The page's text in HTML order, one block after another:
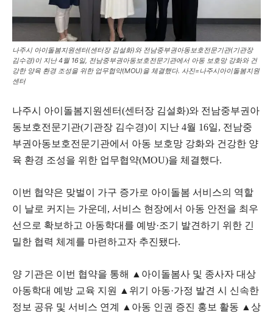
나주시 아이돌봄지원센터(센터장 김설화)와 전남중부권아동보호전문기관(기관장
김수경)이 지난 4월 16일, 전남중부권아동보호전문기관에서 아동 보호망 강화와 건
강한 양육 환경 조성을 위한 업무협약(MOU)을 체결했다. 사진=나주시아이돌봄지원
센터
나주시 아이돌봄지원센터(센터장 김설화)와 전남중부권아
동보호전문기관(기관장 김수경)이 지난 4월 16일, 전남중
부권아동보호전문기관에서 아동 보호망 강화와 건강한 양
육 환경 조성을 위한 업무협약(MOU)을 체결했다.
이번 협약은 맞벌이 가구 증가로 아이돌봄 서비스의 역할
이 날로 커지는 가운데, 서비스 현장에서 아동 안전을 최우
선으로 확보하고 아동학대를 예방·조기 발견하기 위한 긴
밀한 협력 체계를 마련하고자 추진됐다.
양 기관은 이번 협약을 통해 ▲아이돌봄사 및 종사자 대상
아동학대 예방 교육 지원 ▲위기 아동·가정 발견 시 신속한
정보 공유 및 서비스 연계 ▲아동 인권 증진 홍보 활동 ▲상